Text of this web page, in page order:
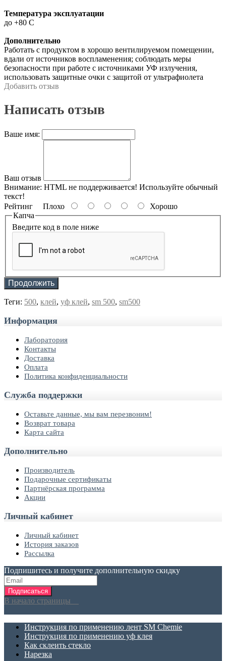
Температура эксплуатации
до +80 С
Дополнительно
Работать с продуктом в хорошо вентилируемом помещении,
вдали от источников воспламенения; соблюдать меры
безопасности при работе с источниками УФ излучения,
использовать защитные очки с защитой от ультрафиолета
Добавить отзыв
Написать отзыв
Ваше имя:
Ваш отзыв
Внимание: HTML не поддерживается! Используйте обычный
текст!
Рейтинг Плохо
Хорошо
Капча
Введите код в поле ниже
Продолжить
Теги: 500, клей, уф клей, sm 500, sm500
Информация
Лаборатория
Контакты
Доставка
Оплата
Политика конфиденциальности
Служба поддержки
Оставьте данные, мы вам перезвоним!
Возврат товара
Карта сайта
Дополнительно
Производитель
Подарочные сертификаты
Партнёрская программа
Акции
Личный кабинет
Личный кабинет
История заказов
Рассылка
Подпишитесь и получите дополнительную скидку
Подписаться
В начало страницы
Инструкция по применению лент SM Chemie
Инструкция по применению уф клея
Как склеить стекло
Нарезка